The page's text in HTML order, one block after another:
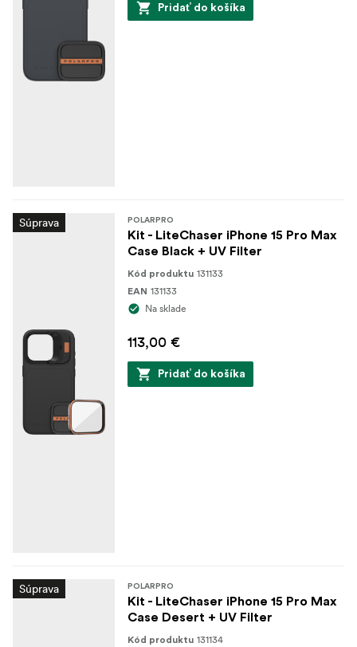
Pridať do košíka
Súprava POLARPRO
Kit - LiteChaser iPhone 15 Pro Max
Case Black + UV Filter
Kód produktu 131133
EAN 131133
Na sklade
113,00 €
Pridať do košíka
Súprava POLARPRO
Kit - LiteChaser iPhone 15 Pro Max
Case Desert + UV Filter
Kód produktu 131134